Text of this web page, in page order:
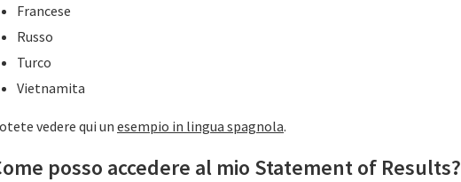
Francese
Russo
Turco
Vietnamita
vedere qui un esempio in lingua spagnola.
posso accedere al mio Statement of Results?